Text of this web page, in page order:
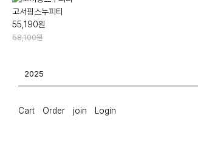
고서핑스누피티
55,190원
58,100원
Cart Order join Login